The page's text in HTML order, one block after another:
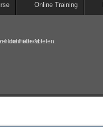
Online Training
Hochheim/M.!
die Füße spielen.